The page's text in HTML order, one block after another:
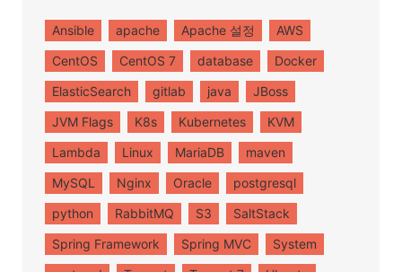
Ansible apache Apache 설정
AWS
CentOS
CentOS 7 database
Docker
ElasticSearch
gitlab java
JBoss
JVM Flags
K8s Kubernetes
KVM
Lambda
Linux MariaDB
maven
MySQL
Nginx Oracle
postgresql
python
RabbitMQ S3
SaltStack
Spring Framework
Spring MVC
System